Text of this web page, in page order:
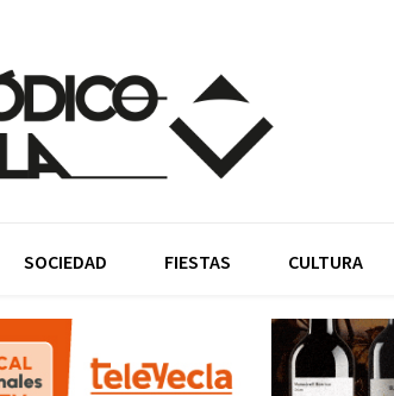
SOCIEDAD FIESTAS CULTURA